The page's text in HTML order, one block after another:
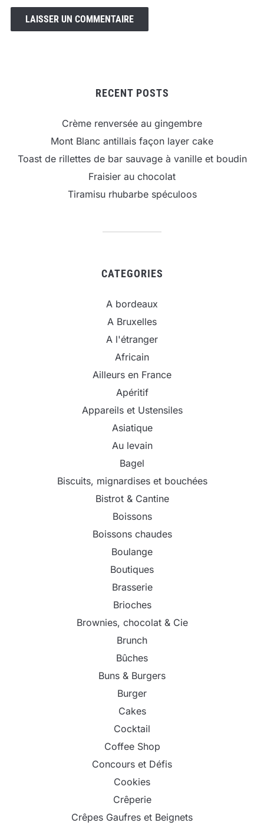
RECENT POSTS
Crème renversée au gingembre
Mont Blanc antillais façon layer cake
Toast de rillettes de bar sauvage à vanille et boudin
Fraisier au chocolat
Tiramisu rhubarbe spéculoos
CATEGORIES
A bordeaux
A Bruxelles
A l'étranger
Africain
Ailleurs en France
Apéritif
Appareils et Ustensiles
Asiatique
Au levain
Bagel
Biscuits, mignardises et bouchées
Bistrot & Cantine
Boissons
Boissons chaudes
Boulange
Boutiques
Brasserie
Brioches
Brownies, chocolat & Cie
Brunch
Bûches
Buns & Burgers
Burger
Cakes
Cocktail
Coffee Shop
Concours et Défis
Cookies
Crêperie
Crêpes Gaufres et Beignets